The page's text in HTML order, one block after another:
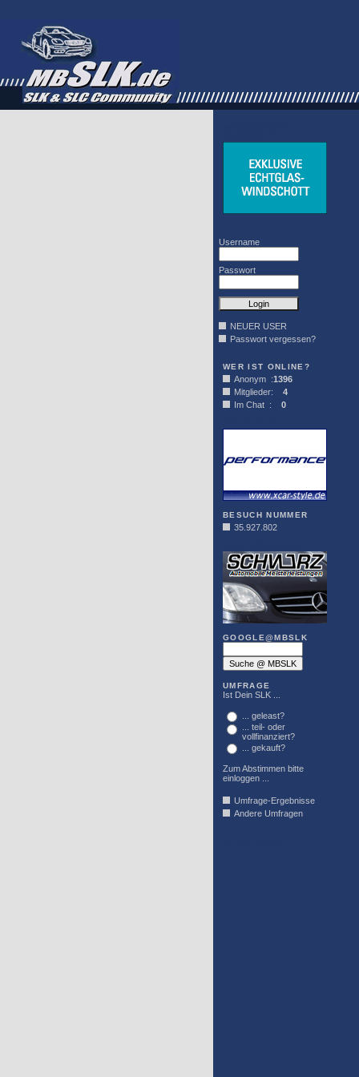
Username
Passwort
NEUER USER
Passwort vergessen?
WER IST ONLINE?
Anonym :1396
Mitglieder: 4
Im Chat : 0
BESUCH NUMMER
35.927.802
GOOGLE@MBSLK
UMFRAGE
Ist Dein SLK ...
... geleast?
... teil- oder
vollfinanziert?
... gekauft?
Zum Abstimmen bitte
einloggen ...
Umfrage-Ergebnisse
Andere Umfragen